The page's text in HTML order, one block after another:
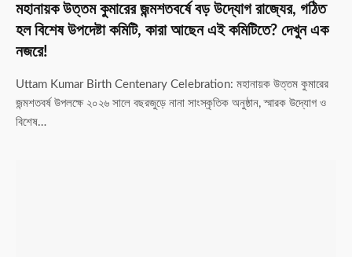
মহানায়ক উত্তম কুমারের জন্মশতবর্ষে বড় উদ্যোগ রাজ্যের, গঠিত
হল বিশেষ উপদেষ্টা কমিটি, কারা আছেন এই কমিটিতে? দেখুন এক
নজরে!
Uttam Kumar Birth Centenary Celebration: মহানায়ক উত্তম কুমারের
জন্মশতবর্ষ উপলক্ষে ২০২৬ সালে বছরজুড়ে নানা সাংস্কৃতিক অনুষ্ঠান, স্মারক উদ্যোগ ও
বিশেষ…